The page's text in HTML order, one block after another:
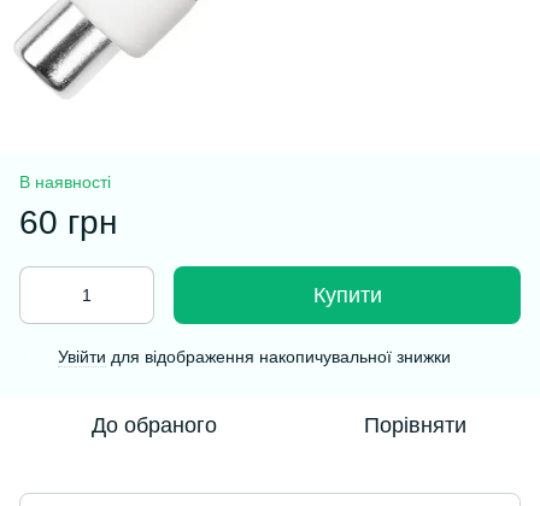
В наявності
60 грн
Купити
Увійти для відображення накопичувальної знижки
До обраного Порівняти